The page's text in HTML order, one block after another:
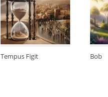
Tempus Figit Bob